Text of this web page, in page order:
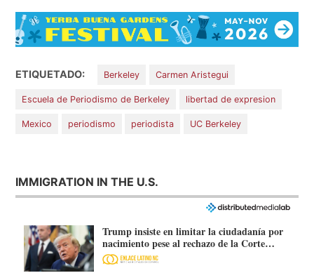
ETIQUETADO: Berkeley Carmen Aristegui
Escuela de Periodismo de Berkeley libertad de expresion
Mexico periodismo periodista UC Berkeley
IMMIGRATION IN THE U.S.
Trump insiste en limitar la ciudadanía por
nacimiento pese al rechazo de la Corte
Suprema